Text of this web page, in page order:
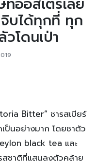
จิบได้ทุกที่ ทุก
โดนเป่า
Bitter” ชารสเบียร์
ป็นอย่างมาก โดยชาตัว
black tea และ
ชาติที่แสนลงตัวคล้าย